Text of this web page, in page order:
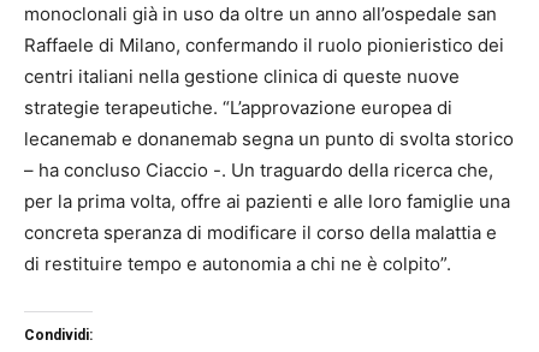
monoclonali già in uso da oltre un anno all’ospedale san
Raffaele di Milano, confermando il ruolo pionieristico dei
centri italiani nella gestione clinica di queste nuove
strategie terapeutiche. “L’approvazione europea di
lecanemab e donanemab segna un punto di svolta storico
– ha concluso Ciaccio -. Un traguardo della ricerca che,
per la prima volta, offre ai pazienti e alle loro famiglie una
concreta speranza di modificare il corso della malattia e
di restituire tempo e autonomia a chi ne è colpito”.
Condividi: